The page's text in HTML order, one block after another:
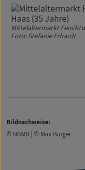
Mittelaltermarkt
Foto: Stefanie Erhardt
Bildnachweise:
© NBMB | © Max Burger